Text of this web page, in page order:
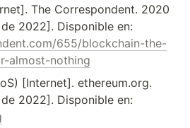
The Correspondent. 2020
655/blockchain-the-
almost-nothing
[Internet]. ethereum.org.